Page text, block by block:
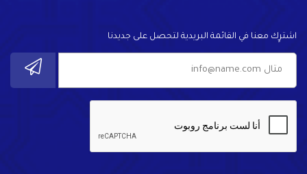
اشترٍك معنا في القائمة البريدية لتحصل على جديدنا